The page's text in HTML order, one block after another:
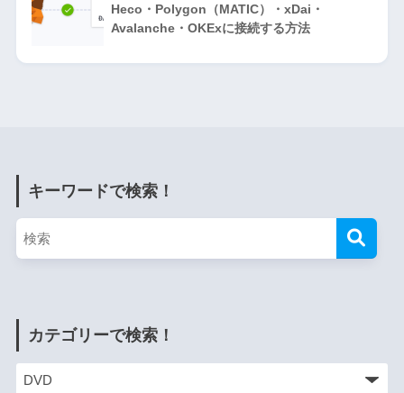
Heco・Polygon（MATIC）・xDai・
Avalanche・OKExに接続する方法
キーワードで検索！
カテゴリーで検索！